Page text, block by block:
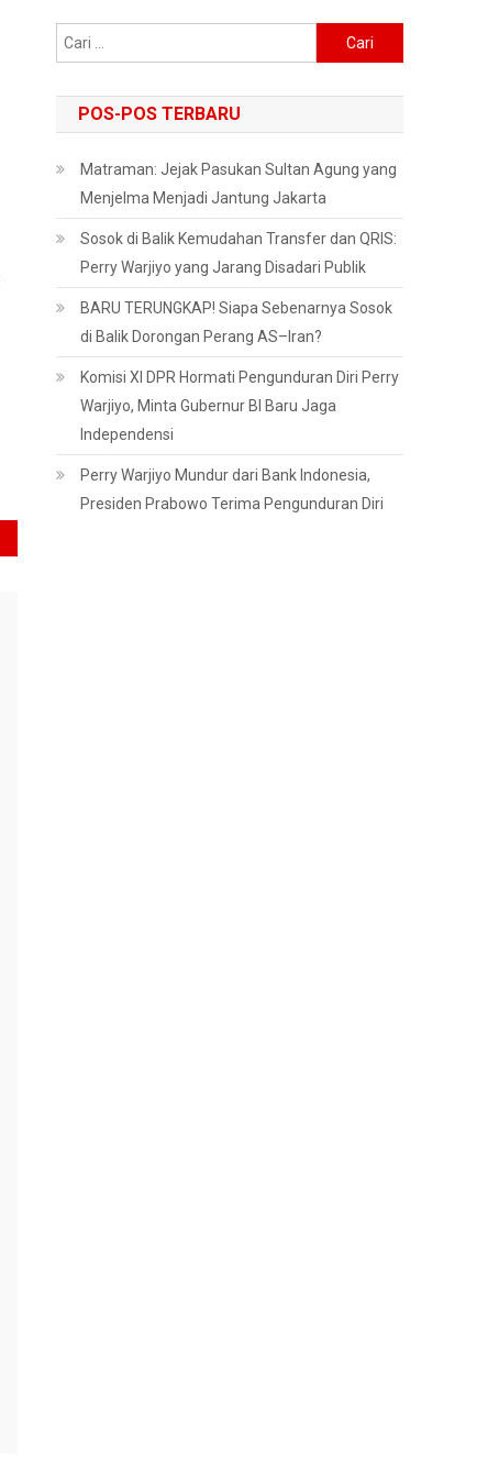
untuk:
POS-POS TERBARU
Matraman: Jejak Pasukan Sultan Agung yang
Menjelma Menjadi Jantung Jakarta
Sosok di Balik Kemudahan Transfer dan QRIS:
Perry Warjiyo yang Jarang Disadari Publik
BARU TERUNGKAP! Siapa Sebenarnya Sosok
di Balik Dorongan Perang AS–Iran?
Komisi XI DPR Hormati Pengunduran Diri Perry
Warjiyo, Minta Gubernur BI Baru Jaga
Independensi
Perry Warjiyo Mundur dari Bank Indonesia,
Presiden Prabowo Terima Pengunduran Diri